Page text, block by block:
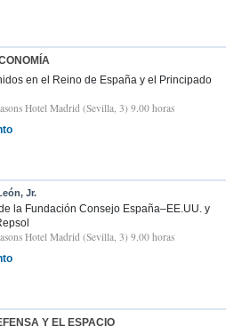
en el Reino de España y el Principado
Hotel Madrid (Sevilla, 3) 9.00 horas
Jr.
la Fundación Consejo España–EE.UU. y
Hotel Madrid (Sevilla, 3) 9.00 horas
Y EL ESPACIO